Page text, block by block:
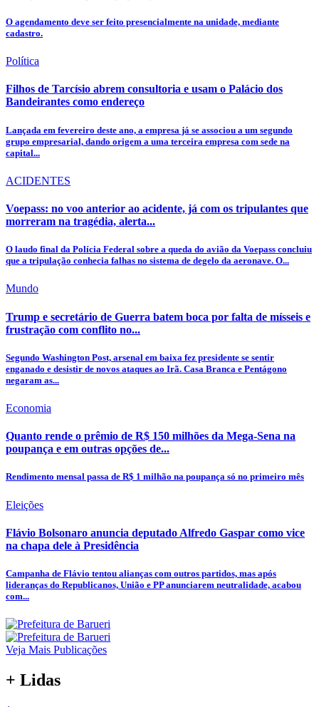
O agendamento deve ser feito presencialmente na unidade, mediante
cadastro.
Política
Filhos de Tarcísio abrem consultoria e usam o Palácio dos
Bandeirantes como endereço
Lançada em fevereiro deste ano, a empresa já se associou a um segundo
grupo empresarial, dando origem a uma terceira empresa com sede na
capital...
ACIDENTES
Voepass: no voo anterior ao acidente, já com os tripulantes que
morreram na tragédia, alerta...
O laudo final da Polícia Federal sobre a queda do avião da Voepass concluiu
que a tripulação conhecia falhas no sistema de degelo da aeronave. O...
Mundo
Trump e secretário de Guerra batem boca por falta de mísseis e
frustração com conflito no...
Segundo Washington Post, arsenal em baixa fez presidente se sentir
enganado e desistir de novos ataques ao Irã. Casa Branca e Pentágono
negaram as...
Economia
Quanto rende o prêmio de R$ 150 milhões da Mega-Sena na
poupança e em outras opções de...
Rendimento mensal passa de R$ 1 milhão na poupança só no primeiro mês
Eleições
Flávio Bolsonaro anuncia deputado Alfredo Gaspar como vice
na chapa dele à Presidência
Campanha de Flávio tentou alianças com outros partidos, mas após
lideranças do Republicanos, União e PP anunciarem neutralidade, acabou
com...
Veja Mais Publicações
+ Lidas